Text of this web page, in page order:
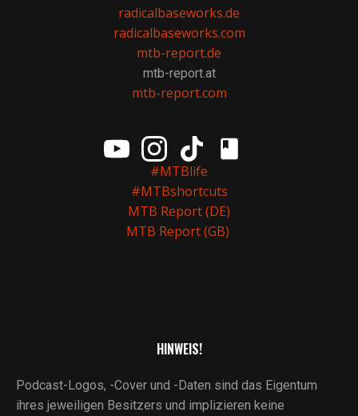
radicalbaseworks.de
radicalbaseworks.com
mtb-report.de
mtb-report.at
mtb-report.com
#MTBlife
#MTBshortcuts
MTB Report (DE)
MTB Report (GB)
HINWEIS!
Podcast-Logos, -Cover und -Daten sind das Eigentum
ihres jeweiligen Besitzers und implizieren keine